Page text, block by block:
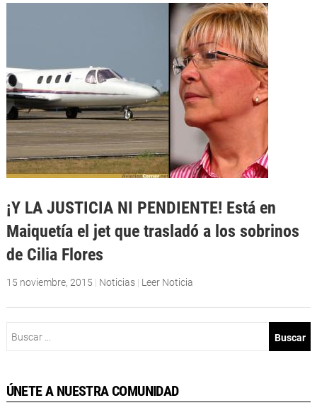
¡Y LA JUSTICIA NI PENDIENTE! Está en
Maiquetía el jet que trasladó a los sobrinos
de Cilia Flores
15 noviembre, 2015 | Noticias | Leer Noticia
ÚNETE A NUESTRA COMUNIDAD